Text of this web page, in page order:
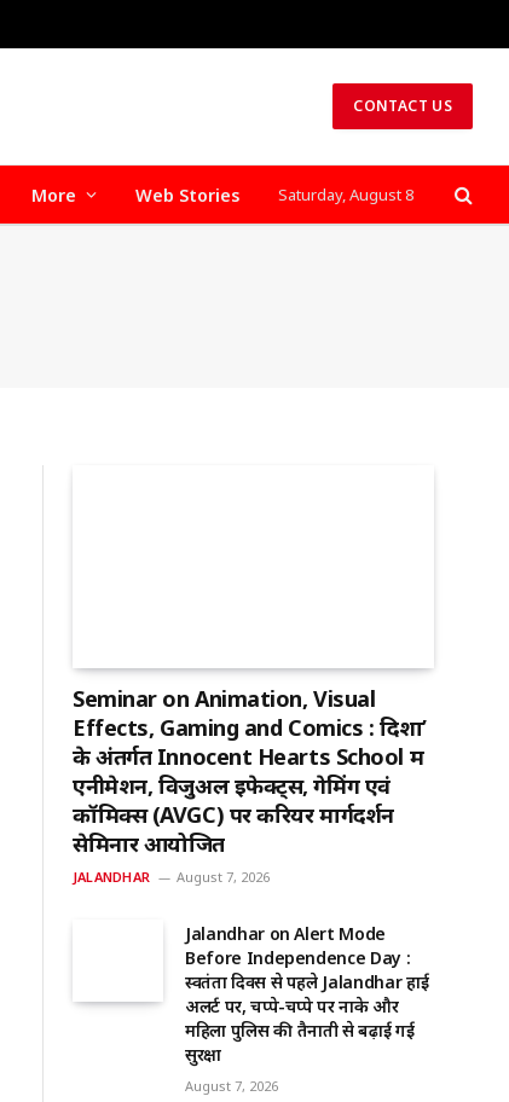
CONTACT US
More Web Stories Saturday, August 8
Seminar on Animation, Visual
Effects, Gaming and Comics : दिशा’
के अंतर्गत Innocent Hearts School में
एनीमेशन, विजुअल इफेक्ट्स, गेमिंग एवं
कॉमिक्स (AVGC) पर करियर मार्गदर्शन
सेमिनार आयोजित
JALANDHAR August 7, 2026
Jalandhar on Alert Mode
Before Independence Day :
स्वतंत्रता दिवस से पहले Jalandhar हाई
अलर्ट पर, चप्पे-चप्पे पर नाके और
महिला पुलिस की तैनाती से बढ़ाई गई
सुरक्षा
August 7, 2026